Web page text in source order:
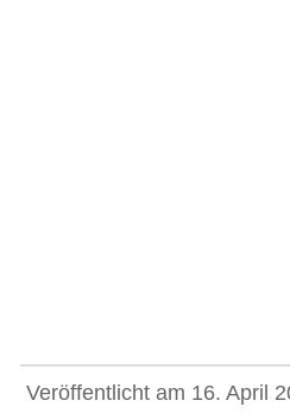
Veröffentlicht am 16. April